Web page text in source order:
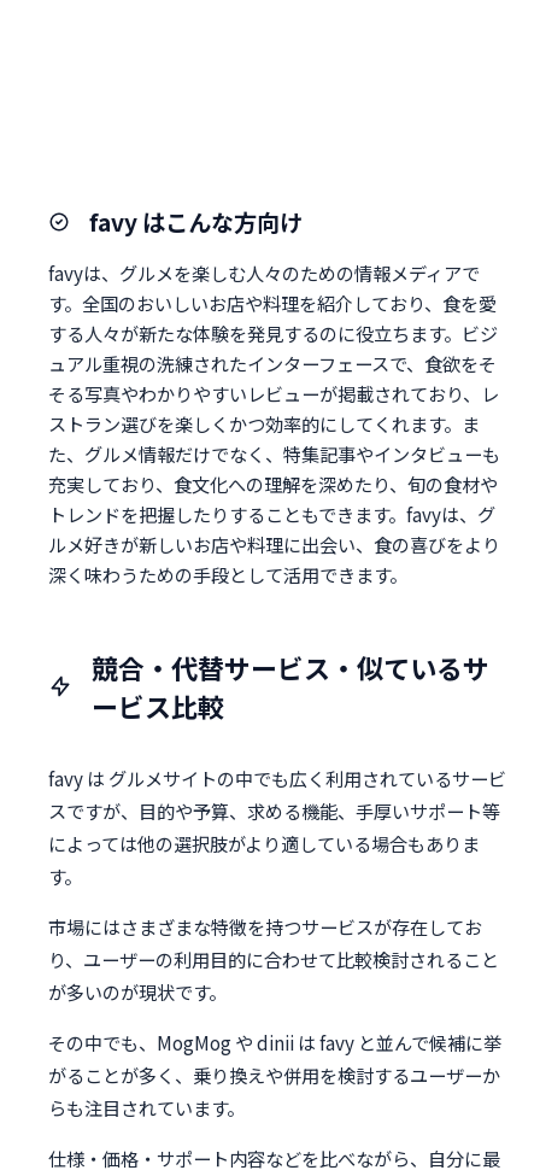
favy はこんな方向け
favyは、グルメを楽しむ人々のための情報メディアで
す。全国のおいしいお店や料理を紹介しており、食を愛
する人々が新たな体験を発見するのに役立ちます。ビジ
ュアル重視の洗練されたインターフェースで、食欲をそ
そる写真やわかりやすいレビューが掲載されており、レ
ストラン選びを楽しくかつ効率的にしてくれます。ま
た、グルメ情報だけでなく、特集記事やインタビューも
充実しており、食文化への理解を深めたり、旬の食材や
トレンドを把握したりすることもできます。favyは、グ
ルメ好きが新しいお店や料理に出会い、食の喜びをより
深く味わうための手段として活用できます。
競合・代替サービス・似ているサ
ービス比較
favy は グルメサイトの中でも広く利用されているサービ
スですが、目的や予算、求める機能、手厚いサポート等
によっては他の選択肢がより適している場合もありま
す。
市場にはさまざまな特徴を持つサービスが存在してお
り、ユーザーの利用目的に合わせて比較検討されること
が多いのが現状です。
その中でも、MogMog や dinii は favy と並んで候補に挙
がることが多く、乗り換えや併用を検討するユーザーか
らも注目されています。
仕様・価格・サポート内容などを比べながら、自分に最